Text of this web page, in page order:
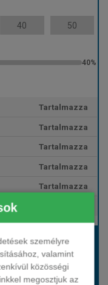
személyre
valamint
közösségi
megosztjuk az
40 50
Tartalmazza
Tartalmazza
Tartalmazza
Tartalmazza
Tartalmazza
bennünket!
díj: Hívjon bennünket!